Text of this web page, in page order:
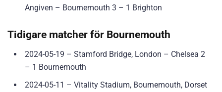
Angiven – Bournemouth 3 – 1 Brighton
Tidigare matcher för Bournemouth
2024-05-19 – Stamford Bridge, London – Chelsea 2
– 1 Bournemouth
2024-05-11 – Vitality Stadium, Bournemouth, Dorset